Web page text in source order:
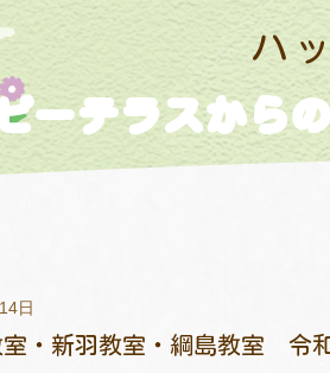
ハ
ーテラスからの
日
室・新羽教室・綱島教室 令